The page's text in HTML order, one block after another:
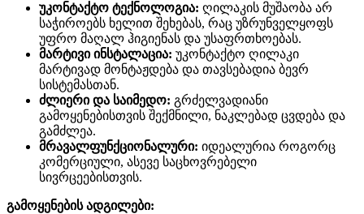
უკონტაქტო ტექნოლოგია: ღილაკის მუშაობა არ
საჭიროებს ხელით შეხებას, რაც უზრუნველყოფს
უფრო მაღალ ჰიგიენას და უსაფრთხოებას.
მარტივი ინსტალაცია: უკონტაქტო ღილაკი
მარტივად მონტაჟდება და თავსებადია ბევრ
სისტემასთან.
ძლიერი და საიმედო: გრძელვადიანი
გამოყენებისთვის შექმნილი, ნაკლებად ცვდება და
გამძლეა.
მრავალფუნქციონალური: იდეალურია როგორც
კომერციული, ასევე საცხოვრებელი
სივრცეებისთვის.
გამოყენების ადგილები: